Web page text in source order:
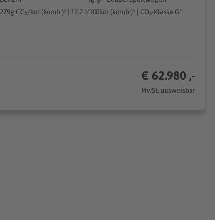
279g CO₂/km (komb.)* | 12.2 l/100km (komb.)* | CO₂-Klasse G*
€ 62.980 ,-
MwSt. ausweisbar